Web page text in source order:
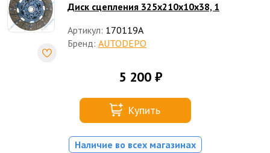
Диск сцепления 325х210х10х38, 1
Артикул: 170119A
Бренд: AUTODEPO
5 200 ₽
Купить
Наличие во всех магазинах